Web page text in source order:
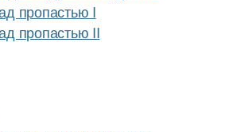
пропастью I
пропастью II